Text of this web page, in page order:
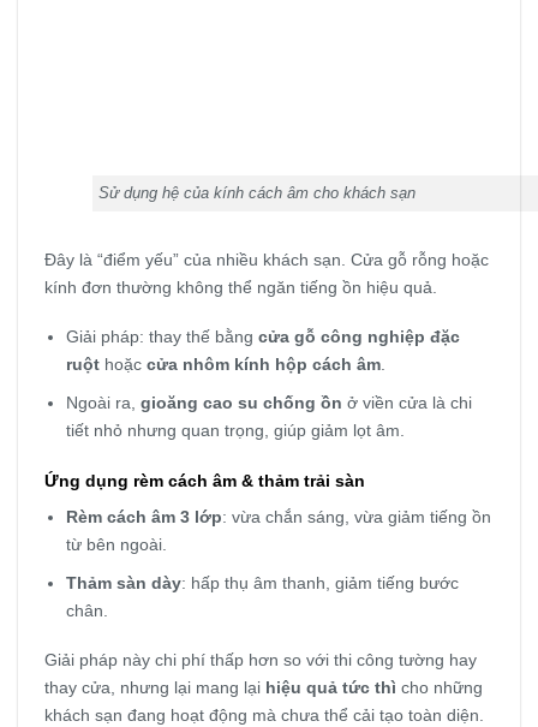
Sử dụng hệ của kính cách âm cho khách sạn
Đây là “điểm yếu” của nhiều khách sạn. Cửa gỗ rỗng hoặc
kính đơn thường không thể ngăn tiếng ồn hiệu quả.
Giải pháp: thay thế bằngcửa gỗ công nghiệp đặc
ruột hoặccửa nhôm kính hộp cách âm.
Ngoài ra,gioăng cao su chống ồn ở viền cửa là chi
tiết nhỏ nhưng quan trọng, giúp giảm lọt âm.
Ứng dụng rèm cách âm & thảm trải sàn
Rèm cách âm 3 lớp: vừa chắn sáng, vừa giảm tiếng ồn
từ bên ngoài.
Thảm sàn dày: hấp thụ âm thanh, giảm tiếng bước
chân.
Giải pháp này chi phí thấp hơn so với thi công tường hay
thay cửa, nhưng lại mang lại hiệu quả tức thì cho những
khách sạn đang hoạt động mà chưa thể cải tạo toàn diện.